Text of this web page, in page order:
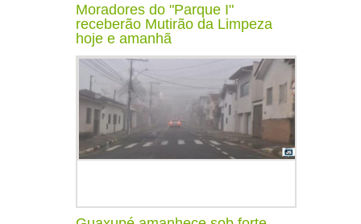
Moradores do "Parque I"
receberão Mutirão da Limpeza
hoje e amanhã